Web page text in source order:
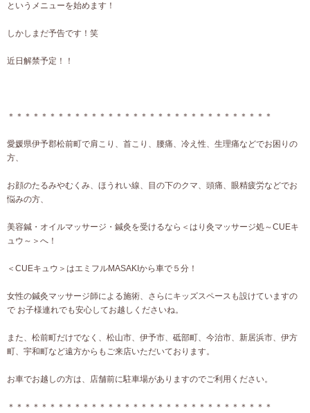
というメニューを始めます！
しかしまだ予告です！笑
近日解禁予定！！
＊＊＊＊＊＊＊＊＊＊＊＊＊＊＊＊＊＊＊＊＊＊＊＊＊＊＊＊＊＊＊＊
愛媛県伊予郡松前町で肩こり、首こり、腰痛、冷え性、生理痛などでお困りの
方、
お顔のたるみやむくみ、ほうれい線、目の下のクマ、頭痛、眼精疲労などでお
悩みの方、
美容鍼・オイルマッサージ・鍼灸を受けるなら＜はり灸マッサージ処～CUEキ
ュウ～＞へ！
＜CUEキュウ＞はエミフルMASAKIから車で５分！
女性の鍼灸マッサージ師による施術、さらにキッズスペースも設けていますの
で お子様連れでも安心してお越しくださいね。
また、松前町だけでなく、松山市、伊予市、砥部町、今治市、新居浜市、伊方
町、宇和町など遠方からもご来店いただいております。
お車でお越しの方は、店舗前に駐車場がありますのでご利用ください。
＊＊＊＊＊＊＊＊＊＊＊＊＊＊＊＊＊＊＊＊＊＊＊＊＊＊＊＊＊＊＊＊